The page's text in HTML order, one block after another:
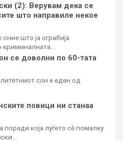
(2): Верувам дека се
што направиле некое
што ја ограбија
криминалната…
се доволни по 60-тата
сон е еден од
повици ни станаа
поради која луѓето сè помалку